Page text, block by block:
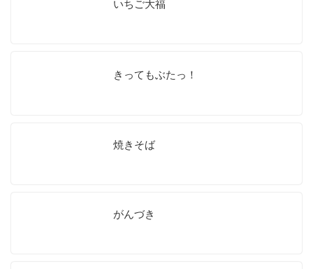
いちご大福
きってもぶたっ！
焼きそば
がんづき